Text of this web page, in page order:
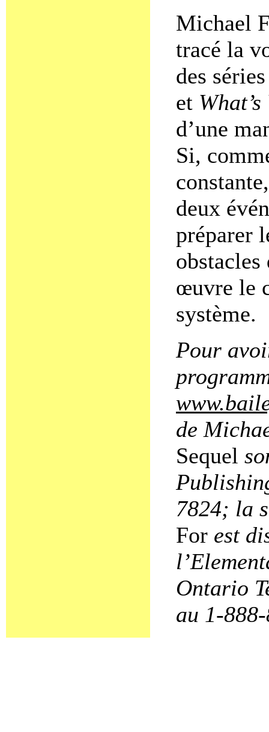
Michael
tracé la
des
et
d’une
Si,
deux
préparer
obstacles
œuvre le
système.
Pour
de
Sequel
7824; la
For est
Ontario
au 1-